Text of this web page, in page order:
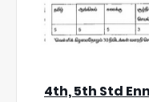
4th, 5th Std